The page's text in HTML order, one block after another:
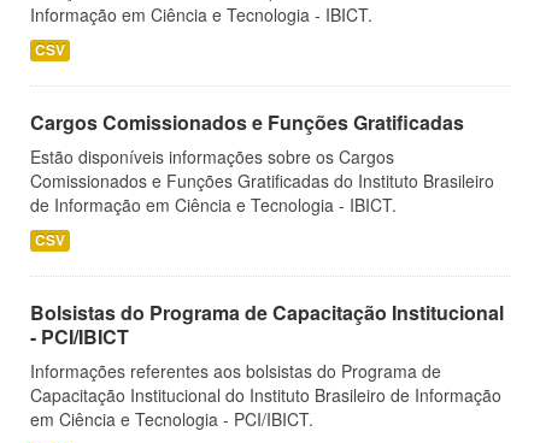
Informação em Ciência e Tecnologia - IBICT.
CSV
Cargos Comissionados e Funções Gratificadas
Estão disponíveis informações sobre os Cargos
Comissionados e Funções Gratificadas do Instituto Brasileiro
de Informação em Ciência e Tecnologia - IBICT.
CSV
Bolsistas do Programa de Capacitação Institucional
- PCI/IBICT
Informações referentes aos bolsistas do Programa de
Capacitação Institucional do Instituto Brasileiro de Informação
em Ciência e Tecnologia - PCI/IBICT.